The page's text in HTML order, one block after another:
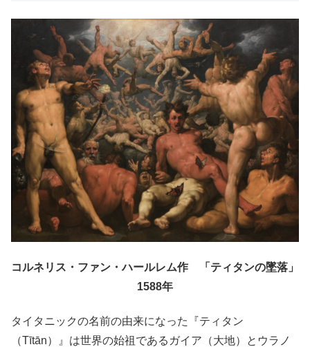
コルネリス・ファン・ハールレム作 「ティタンの墜落」
1588年
タイタニックの名前の由来になった『ティタン
（Tītān）』は世界の始祖であるガイア（大地）とウラノ